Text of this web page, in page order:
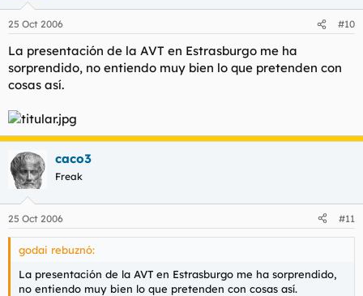
25 Oct 2006 #10
La presentación de la AVT en Estrasburgo me ha
sorprendido, no entiendo muy bien lo que pretenden con
cosas así.
caco3
Freak
25 Oct 2006 #11
godai rebuznó:
La presentación de la AVT en Estrasburgo me ha sorprendido,
no entiendo muy bien lo que pretenden con cosas así.